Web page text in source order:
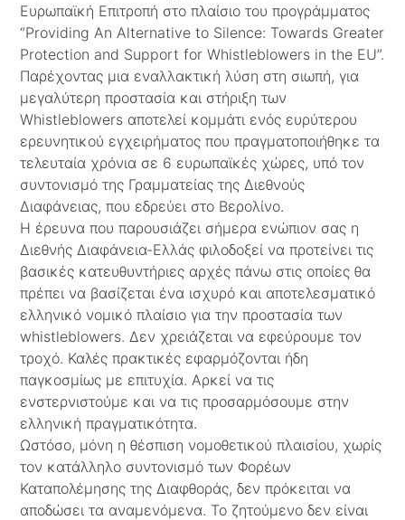
Ευρωπαϊκή Επιτροπή στο πλαίσιο του προγράμματος
“Providing An Alternative to Silence: Towards Greater
Protection and Support for Whistleblowers in the EU”.
Παρέχοντας μια εναλλακτική λύση στη σιωπή, για
μεγαλύτερη προστασία και στήριξη των
Whistleblowers αποτελεί κομμάτι ενός ευρύτερου
ερευνητικού εγχειρήματος που πραγματοποιήθηκε τα
τελευταία χρόνια σε 6 ευρωπαϊκές χώρες, υπό τον
συντονισμό της Γραμματείας της Διεθνούς
Διαφάνειας, που εδρεύει στο Βερολίνο.
Η έρευνα που παρουσιάζει σήμερα ενώπιον σας η
Διεθνής Διαφάνεια-Ελλάς φιλοδοξεί να προτείνει τις
βασικές κατευθυντήριες αρχές πάνω στις οποίες θα
πρέπει να βασίζεται ένα ισχυρό και αποτελεσματικό
ελληνικό νομικό πλαίσιο για την προστασία των
whistleblowers. Δεν χρειάζεται να εφεύρουμε τον
τροχό. Καλές πρακτικές εφαρμόζονται ήδη
παγκοσμίως με επιτυχία. Αρκεί να τις
ενστερνιστούμε και να τις προσαρμόσουμε στην
ελληνική πραγματικότητα.
Ωστόσο, μόνη η θέσπιση νομοθετικού πλαισίου, χωρίς
τον κατάλληλο συντονισμό των Φορέων
Καταπολέμησης της Διαφθοράς, δεν πρόκειται να
αποδώσει τα αναμενόμενα. Το ζητούμενο δεν είναι